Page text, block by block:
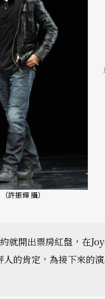
許振輝 攝）
就開出票房紅盤，在
的肯定，為接下來的